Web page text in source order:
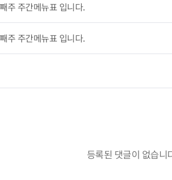
주 주간메뉴표 입니다.
주 주간메뉴표 입니다.
등록된 댓글이 없습니